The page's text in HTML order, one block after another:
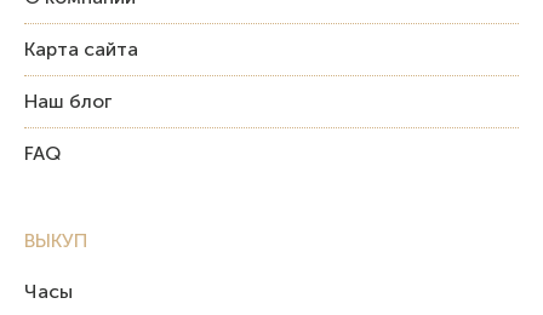
Карта сайта
Наш блог
FAQ
ВЫКУП
Часы